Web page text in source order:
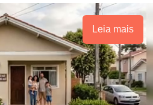
Leia mais